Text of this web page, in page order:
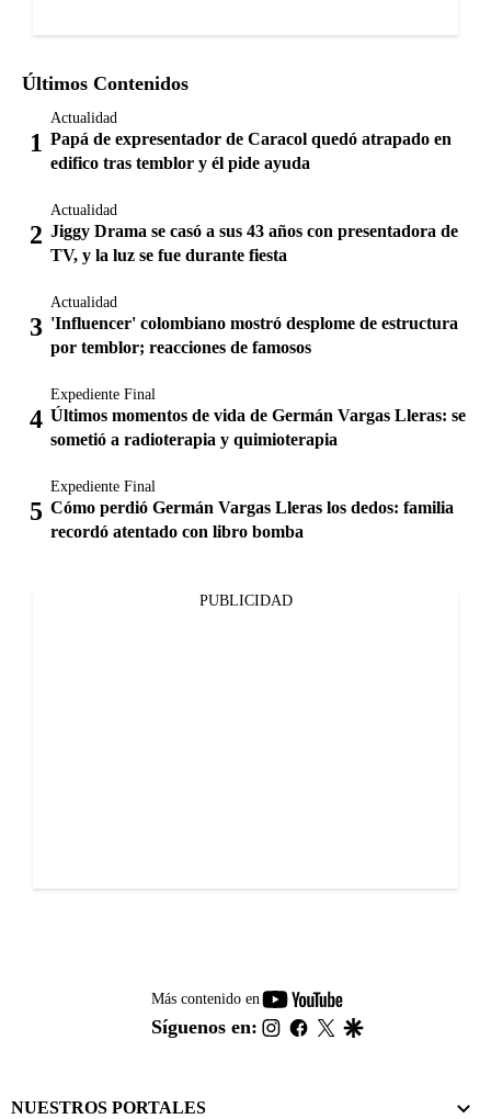
Últimos Contenidos
Actualidad
Papá de expresentador de Caracol quedó atrapado en
edifico tras temblor y él pide ayuda
Actualidad
Jiggy Drama se casó a sus 43 años con presentadora de
TV, y la luz se fue durante fiesta
Actualidad
'Influencer' colombiano mostró desplome de estructura
por temblor; reacciones de famosos
Expediente Final
Últimos momentos de vida de Germán Vargas Lleras: se
sometió a radioterapia y quimioterapia
Expediente Final
Cómo perdió Germán Vargas Lleras los dedos: familia
recordó atentado con libro bomba
PUBLICIDAD
Más contenido en
youtube-
footer
Síguenos en: instagram
facebook
twitter
NUESTROS PORTALES